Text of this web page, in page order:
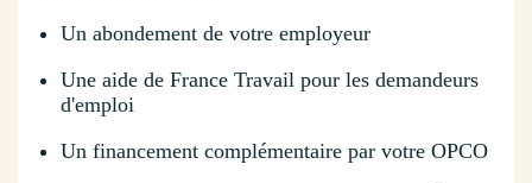
Un abondement de votre employeur
Une aide de France Travail pour les demandeurs
d'emploi
Un financement complémentaire par votre OPCO